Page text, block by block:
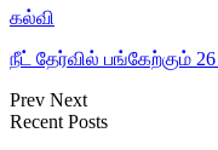
கல்வி
நீட் தேர்வில் பங்கேற்கும்
Prev Next
Recent Posts